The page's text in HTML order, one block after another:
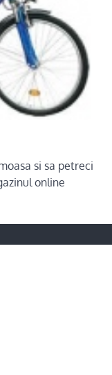
si sa petreci
online